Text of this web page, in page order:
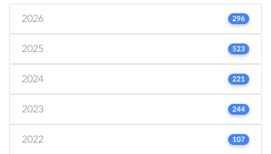
2026 296
2025 523
2024 221
2023 244
2022 107